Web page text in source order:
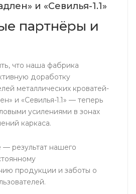
и «Севилья-1.1»
партнёры и
что наша фабрика
доработку
металлических кроватей-
и «Севилья-1.1» — теперь
усилениями в зонах
каркаса.
результат нашего
продукции и заботы о